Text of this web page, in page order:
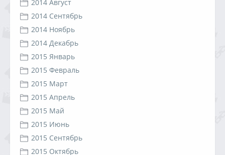
2014 Август
2014 Сентябрь
2014 Ноябрь
2014 Декабрь
2015 Январь
2015 Февраль
2015 Март
2015 Апрель
2015 Май
2015 Июнь
2015 Сентябрь
2015 Октябрь